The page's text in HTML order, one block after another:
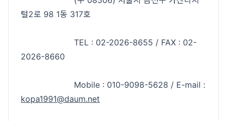
털2로 98 1동 317호
TEL : 02-2026-8655 / FAX : 02-
2026-8660
Mobile : 010-9098-5628 / E-mail :
kopa1991@daum.net